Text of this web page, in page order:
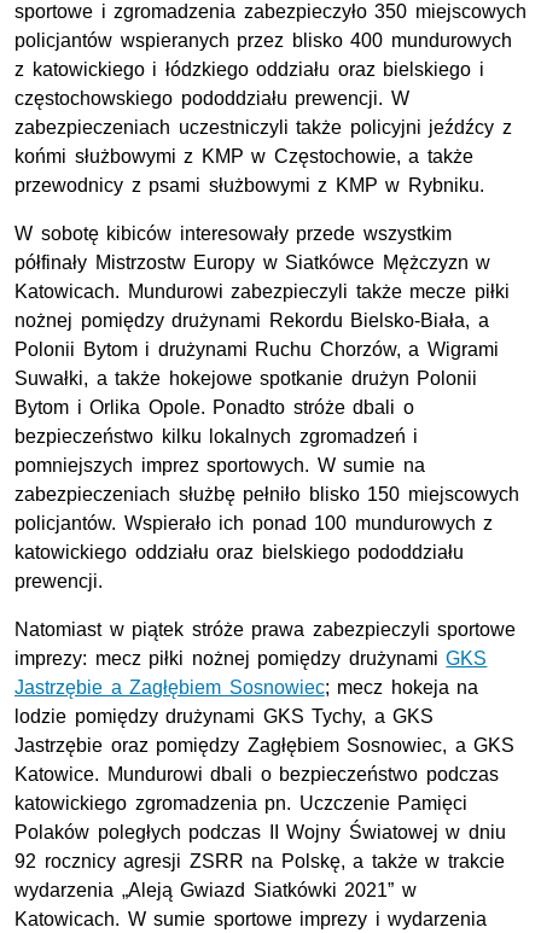
sportowe i zgromadzenia zabezpieczyło 350 miejscowych
policjantów wspieranych przez blisko 400 mundurowych
z katowickiego i łódzkiego oddziału oraz bielskiego i
częstochowskiego pododdziału prewencji. W
zabezpieczeniach uczestniczyli także policyjni jeźdźcy z
końmi służbowymi z KMP w Częstochowie, a także
przewodnicy z psami służbowymi z KMP w Rybniku.
W sobotę kibiców interesowały przede wszystkim
półfinały Mistrzostw Europy w Siatkówce Mężczyzn w
Katowicach. Mundurowi zabezpieczyli także mecze piłki
nożnej pomiędzy drużynami Rekordu Bielsko-Biała, a
Polonii Bytom i drużynami Ruchu Chorzów, a Wigrami
Suwałki, a także hokejowe spotkanie drużyn Polonii
Bytom i Orlika Opole. Ponadto stróże dbali o
bezpieczeństwo kilku lokalnych zgromadzeń i
pomniejszych imprez sportowych. W sumie na
zabezpieczeniach służbę pełniło blisko 150 miejscowych
policjantów. Wspierało ich ponad 100 mundurowych z
katowickiego oddziału oraz bielskiego pododdziału
prewencji.
Natomiast w piątek stróże prawa zabezpieczyli sportowe
imprezy: mecz piłki nożnej pomiędzy drużynamiGKS
Jastrzębie a Zagłębiem Sosnowiec; mecz hokeja na
lodzie pomiędzy drużynami GKS Tychy, a GKS
Jastrzębie oraz pomiędzy Zagłębiem Sosnowiec, a GKS
Katowice. Mundurowi dbali o bezpieczeństwo podczas
katowickiego zgromadzenia pn. Uczczenie Pamięci
Polaków poległych podczas II Wojny Światowej w dniu
92 rocznicy agresji ZSRR na Polskę, a także w trakcie
wydarzenia „Aleją Gwiazd Siatkówki 2021” w
Katowicach. W sumie sportowe imprezy i wydarzenia